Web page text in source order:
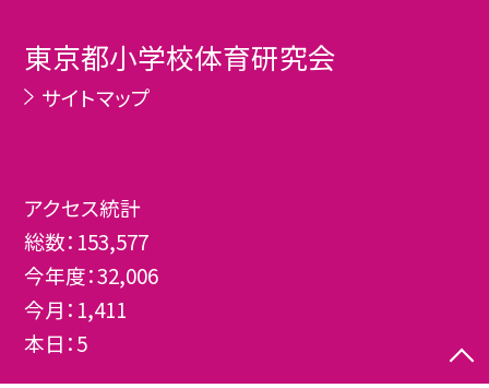
東京都小学校体育研究会
サイトマップ
アクセス統計
総数： 153,577
今年度：32,006
今月： 1,411
本日：5